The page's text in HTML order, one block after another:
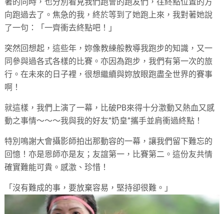
向跑過去了。焦急的我，終於等到了她跑上來，我對著她說
了一句：「一齊衝去終點吧！」
突然回想起，這些年，妳像教練般教導我跑步的知識，又一
同參與過各式各樣的比賽。亦因為跑步，我們有第一次的旅
行。在未來的日子裡，很想繼續與妳放眼跑盡全世界的賽事
啊！
就這樣，我們上演了一幕，比破PB來得十分激動又熱血又感
動之事情～～～我與我的好友”奶皇”攜手並肩衝過終點！
特別鳴謝大會攝影師拍出那動容的一幕，讓我們留下難忘的
回憶！亦是恩師亦是友；友誼第一，比賽第二。這份友共情
確實難能可貴。感激、珍惜！
「沒有難成的事，要放棄容易，堅持卻很難。」